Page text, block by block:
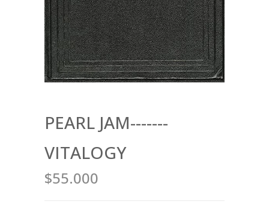
PEARL JAM-------
VITALOGY
$55.000